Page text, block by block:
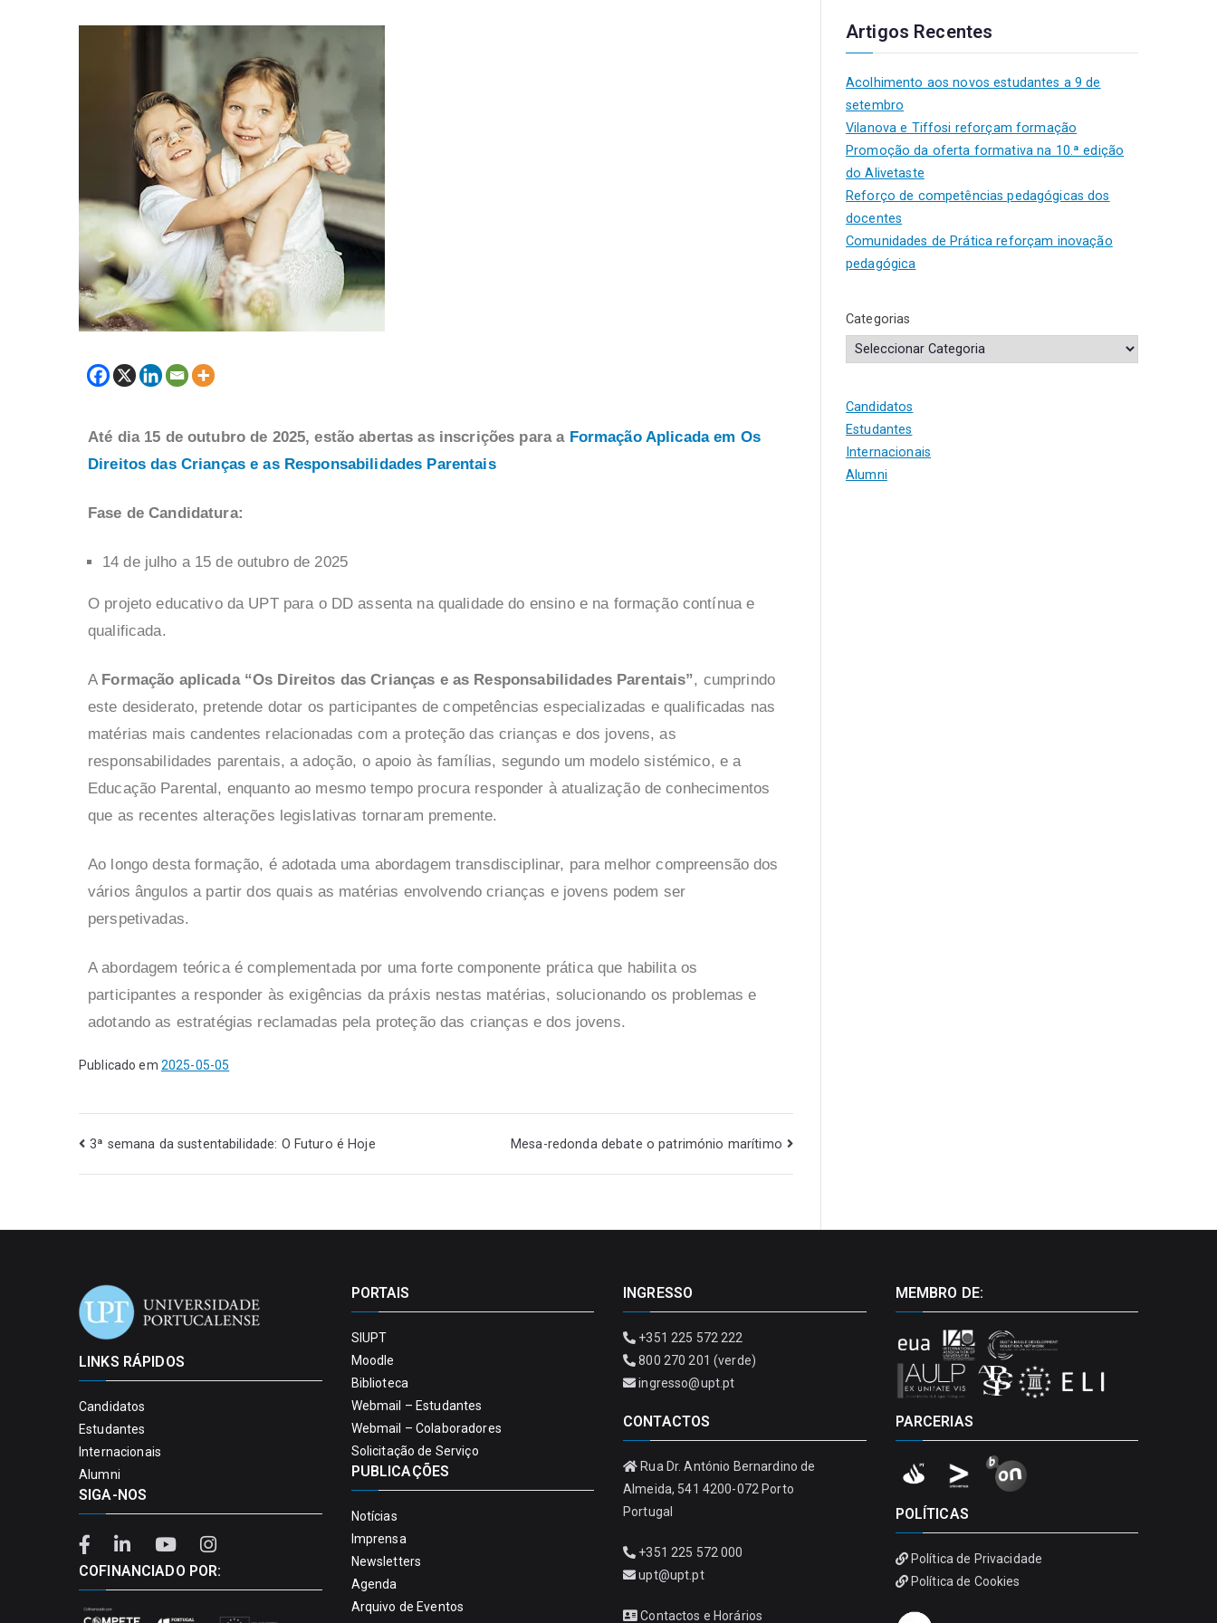
Até dia 15 de outubro de 2025, estão abertas as inscrições para a Formação Aplicada em Os
Direitos das Crianças e as Responsabilidades Parentais
Fase de Candidatura:
14 de julho a 15 de outubro de 2025
O projeto educativo da UPT para o DD assenta na qualidade do ensino e na formação contínua e
qualificada.
A Formação aplicada “Os Direitos das Crianças e as Responsabilidades Parentais”, cumprindo
este desiderato, pretende dotar os participantes de competências especializadas e qualificadas nas
matérias mais candentes relacionadas com a proteção das crianças e dos jovens, as
responsabilidades parentais, a adoção, o apoio às famílias, segundo um modelo sistémico, e a
Educação Parental, enquanto ao mesmo tempo procura responder à atualização de conhecimentos
que as recentes alterações legislativas tornaram premente.
Ao longo desta formação, é adotada uma abordagem transdisciplinar, para melhor compreensão dos
vários ângulos a partir dos quais as matérias envolvendo crianças e jovens podem ser
perspetivadas.
A abordagem teórica é complementada por uma forte componente prática que habilita os
participantes a responder às exigências da práxis nestas matérias, solucionando os problemas e
adotando as estratégias reclamadas pela proteção das crianças e dos jovens.
Publicado em 2025-05-05
3ª semana da sustentabilidade: O Futuro é Hoje Mesa-redonda debate o património marítimo
Artigos Recentes
Acolhimento aos novos estudantes a 9 de
setembro
Vilanova e Tiffosi reforçam formação
Promoção da oferta formativa na 10.ª edição
do Alivetaste
Reforço de competências pedagógicas dos
docentes
Comunidades de Prática reforçam inovação
pedagógica
Categorias
Candidatos
Estudantes
Internacionais
Alumni
LINKS RÁPIDOS
Candidatos
Estudantes
Internacionais
Alumni
SIGA-NOS
COFINANCIADO POR:
PORTAIS
SIUPT
Moodle
Biblioteca
Webmail – Estudantes
Webmail – Colaboradores
Solicitação de Serviço
PUBLICAÇÕES
Notícias
Imprensa
Newsletters
Agenda
Arquivo de Eventos
INGRESSO
+351 225 572 222
800 270 201 (verde)
ingresso@upt.pt
CONTACTOS
Rua Dr. António Bernardino de
Almeida, 541 4200-072 Porto
Portugal
+351 225 572 000
upt@upt.pt
Contactos e Horários
MEMBRO DE:
PARCERIAS
POLÍTICAS
Política de Privacidade
Política de Cookies